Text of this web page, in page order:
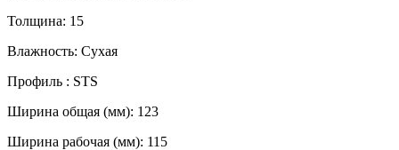
Толщина: 15
Влажность: Сухая
Профиль : STS
Ширина общая (мм): 123
Ширина рабочая (мм): 115